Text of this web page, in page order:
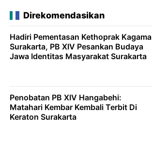
Direkomendasikan
Hadiri Pementasan Kethoprak Kagama
Surakarta, PB XIV Pesankan Budaya
Jawa Identitas Masyarakat Surakarta
Penobatan PB XIV Hangabehi:
Matahari Kembar Kembali Terbit Di
Keraton Surakarta